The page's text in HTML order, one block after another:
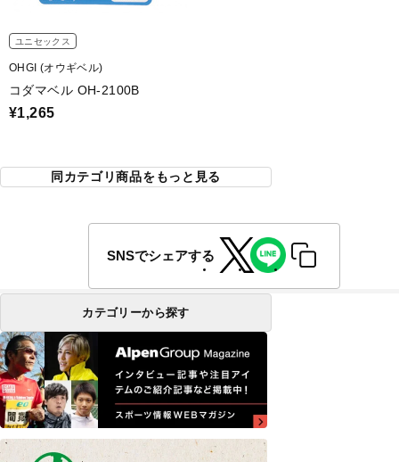
ユニセックス
OHGI (オウギベル)
コダマベル OH-2100B
¥1,265
同カテゴリ商品をもっと見る
SNSでシェアする
カテゴリーから探す